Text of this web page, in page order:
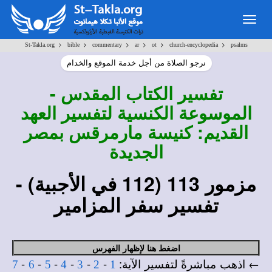
St-Takla.org> bible> commentary> ar> ot> church-encyclopedia> psalms
نرجو الصلاة من أجل خدمة الموقع والخدام
تفسير الكتاب المقدس -
الموسوعة الكنسية لتفسير العهد
القديم: كنيسة مارمرقس بمصر
الجديدة
مزمور 113 (112 في الأجبية) -
تفسير سفر المزامير
اضغط هنا لإظهار الفهرس
← اذهب مباشرةً لتفسير الآية: 1
-
2
-
3
-
4
-
5
-
6
-
7